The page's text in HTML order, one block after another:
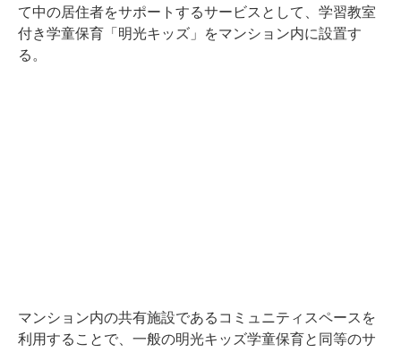
て中の居住者をサポートするサービスとして、学習教室
付き学童保育「明光キッズ」をマンション内に設置す
る。
マンション内の共有施設であるコミュニティスペースを
利用することで、一般の明光キッズ学童保育と同等のサ